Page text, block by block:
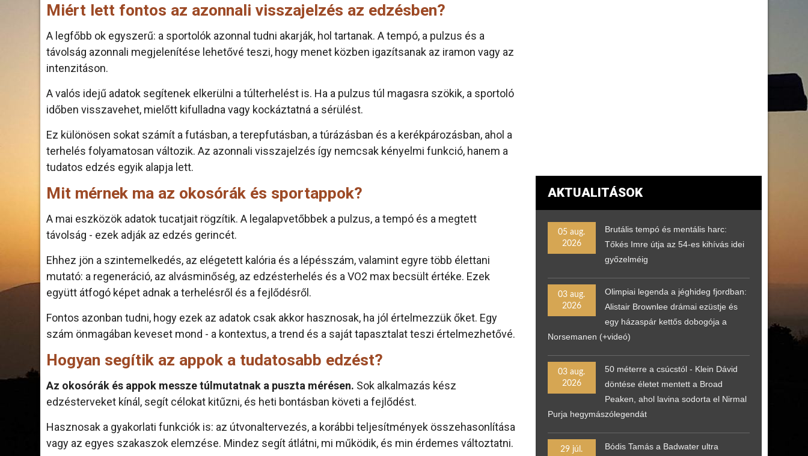
Miért lett fontos az azonnali visszajelzés az edzésben?
A legfőbb ok egyszerű: a sportolók azonnal tudni akarják, hol tartanak. A tempó, a pulzus és a
távolság azonnali megjelenítése lehetővé teszi, hogy menet közben igazítsanak az iramon vagy az
intenzitáson.
A valós idejű adatok segítenek elkerülni a túlterhelést is. Ha a pulzus túl magasra szökik, a sportoló
időben visszavehet, mielőtt kifulladna vagy kockáztatná a sérülést.
Ez különösen sokat számít a futásban, a terepfutásban, a túrázásban és a kerékpározásban, ahol a
terhelés folyamatosan változik. Az azonnali visszajelzés így nemcsak kényelmi funkció, hanem a
tudatos edzés egyik alapja lett.
Mit mérnek ma az okosórák és sportappok?
A mai eszközök adatok tucatjait rögzítik. A legalapvetőbbek a pulzus, a tempó és a megtett
távolság - ezek adják az edzés gerincét.
Ehhez jön a szintemelkedés, az elégetett kalória és a lépésszám, valamint egyre több élettani
mutató: a regeneráció, az alvásminőség, az edzésterhelés és a VO2 max becsült értéke. Ezek
együtt átfogó képet adnak a terhelésről és a fejlődésről.
Fontos azonban tudni, hogy ezek az adatok csak akkor hasznosak, ha jól értelmezzük őket. Egy
szám önmagában keveset mond - a kontextus, a trend és a saját tapasztalat teszi értelmezhetővé.
Hogyan segítik az appok a tudatosabb edzést?
Az okosórák és appok messze túlmutatnak a puszta mérésen. Sok alkalmazás kész
edzésterveket kínál, segít célokat kitűzni, és heti bontásban követi a fejlődést.
Hasznosak a gyakorlati funkciók is: az útvonaltervezés, a korábbi teljesítmények összehasonlítása
vagy az egyes szakaszok elemzése. Mindez segít átlátni, mi működik, és min érdemes változtatni.
AKTUALITÁSOK
05 aug.
2026
Brutális tempó és mentális harc:
Tőkés Imre útja az 54-es kihívás idei
győzelméig
03 aug.
2026
Olimpiai legenda a jéghideg fjordban:
Alistair Brownlee drámai ezüstje és
egy házaspár kettős dobogója a
Norsemanen (+videó)
03 aug.
2026
50 méterre a csúcstól - Klein Dávid
döntése életet mentett a Broad
Peaken, ahol lavina sodorta el Nirmal
Purja hegymászólegendát
29 júl.
Bódis Tamás a Badwater ultra